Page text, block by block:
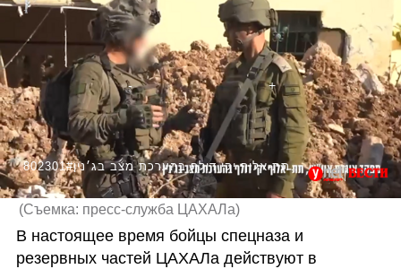
802301#תיעוד מפעילות כוחות צה"ל במבצע בטול כרם ומפקד אוגדת איו״ש, תת-אלוף יקי דולף בהערכת מצב בג׳נין
(Съемка: пресс-служба ЦАХАЛа)
В настоящее время бойцы спецназа и
резервных частей ЦАХАЛа действуют в